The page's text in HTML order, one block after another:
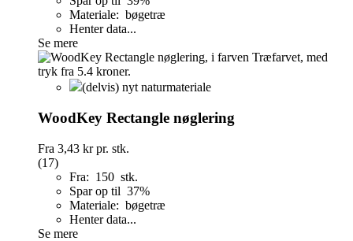
Materiale: bøgetræ
Henter data...
Se mere
(delvis) nyt naturmateriale
WoodKey Rectangle nøglering
Fra 3,43 krpr. stk.
(17)
Fra: 150 stk.
Spar op til 37%
Materiale: bøgetræ
Henter data...
Se mere